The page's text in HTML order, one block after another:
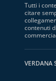
Tutti i
citare
contenuti
VERDANA